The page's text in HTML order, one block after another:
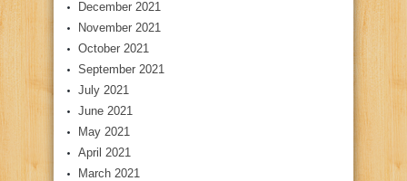
December 2021
November 2021
October 2021
September 2021
July 2021
June 2021
May 2021
April 2021
March 2021